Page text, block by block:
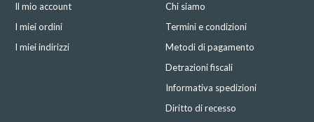
Il mio account
I miei ordini
I miei indirizzi
Chi siamo
Termini e condizioni
Metodi di pagamento
Detrazioni fiscali
Informativa spedizioni
Diritto di recesso